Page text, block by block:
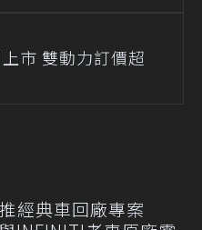
市 雙動力訂價超
經典車回廠專案